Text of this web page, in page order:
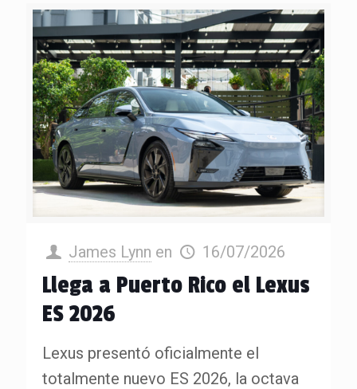
James Lynn en 16/07/2026
Llega a Puerto Rico el Lexus
ES 2026
Lexus presentó oficialmente el
totalmente nuevo ES 2026, la octava